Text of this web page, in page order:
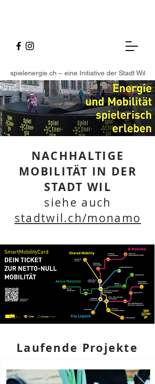
spielenergie.ch – eine Initiative der Stadt Wil
NACHHALTIGE
MOBILITÄT IN DER
STADT WIL
siehe auch
stadtwil.ch/monamo
Laufende Projekte